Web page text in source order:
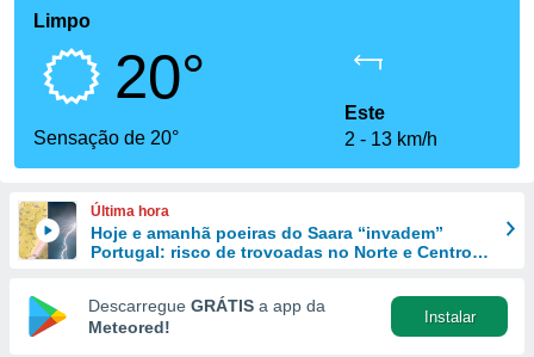
foi
fornecidas
a este
das
e
forma
digital
Limpo
20°
Sensação de 20°
Este
2
13 km/h
Última hora
Hoje e amanhã poeiras do Saara “invadem”
Portugal: risco de trovoadas no Norte e Centro
Descarregue GRÁTIS a app da
Meteored!
Instalar